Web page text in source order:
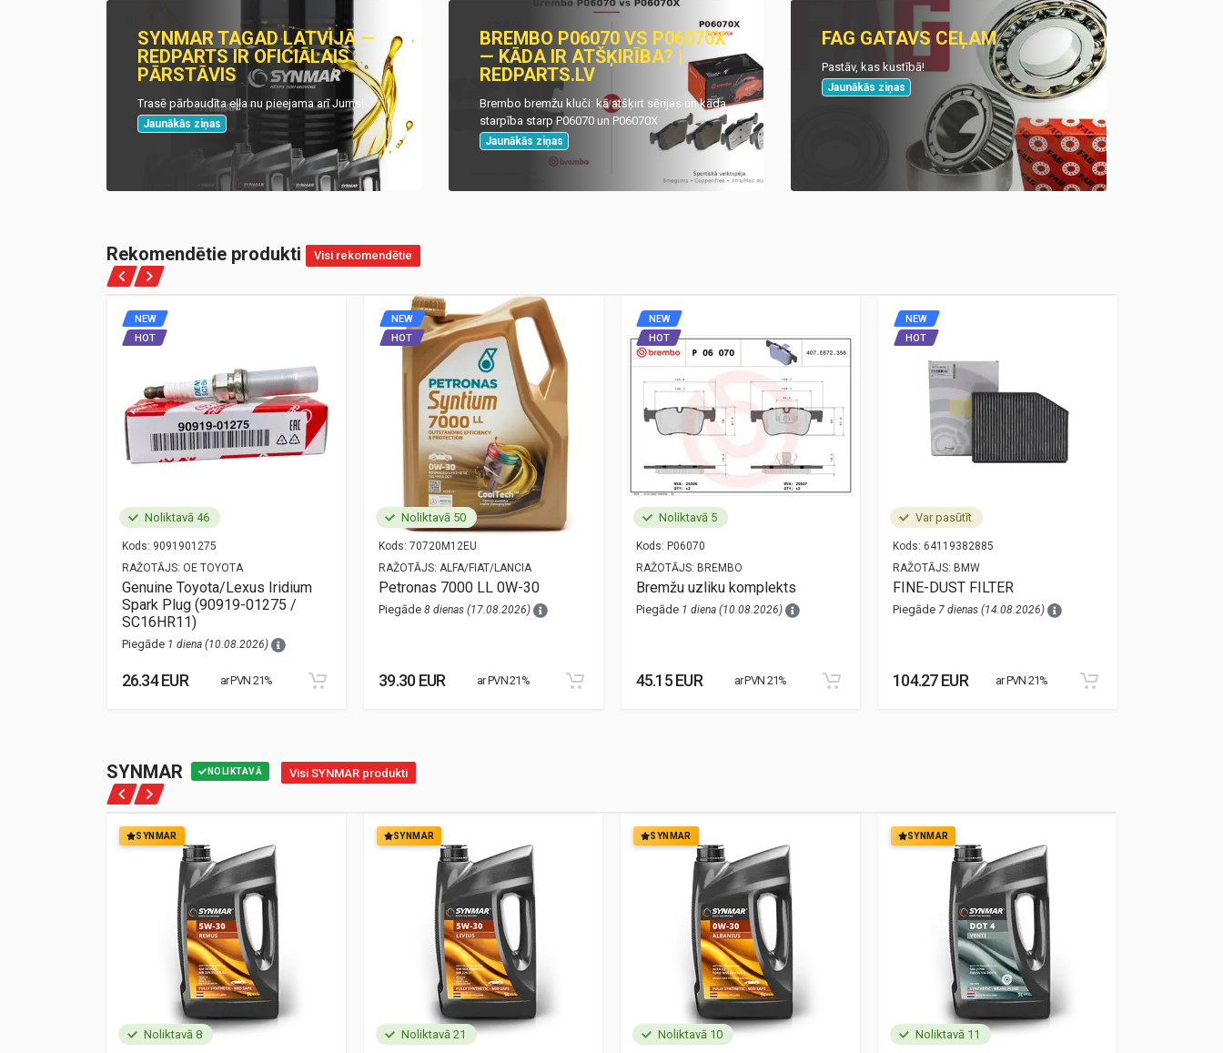
SYNMAR TAGAD LATVIJĀ —
REDPARTS IR OFICIĀLAIS
PĀRSTĀVIS
Trasē pārbaudīta eļļa nu pieejama arī Jums!
Jaunākās ziņas
BREMBO P06070 VS P06070X
— KĀDA IR ATŠĶIRĪBA? |
REDPARTS.LV
Brembo bremžu kluči: kā atšķirt sērijas un kāda
starpība starp P06070 un P06070X
Jaunākās ziņas
FAG GATAVS CEĻAM
Pastāv, kas kustībā!
Jaunākās ziņas
Rekomendētie produkti Visi rekomendētie
Noliktavā 46
Kods: 9091901275
RAŽOTĀJS: OE TOYOTA
NEW
HOT
Genuine Toyota/Lexus Iridium
Spark Plug (90919-01275 /
SC16HR11)
Piegāde 1 diena (10.08.2026)
26.34 EUR ar PVN 21%
Noliktavā 50
Kods: 70720M12EU
RAŽOTĀJS: ALFA/FIAT/LANCIA
NEW
HOT
Petronas 7000 LL 0W-30
Piegāde 8 dienas (17.08.2026)
39.30 EUR ar PVN 21%
Noliktavā 5
Kods: P06070
RAŽOTĀJS: BREMBO
NEW
HOT
Bremžu uzliku komplekts
Piegāde 1 diena (10.08.2026)
45.15 EUR ar PVN 21%
Var pasūtīt
Kods: 64119382885
RAŽOTĀJS: BMW
NEW
HOT
FINE-DUST FILTER
Piegāde 7 dienas (14.08.2026)
104.27 EUR ar PVN 21%
SYNMAR NOLIKTAVĀ Visi SYNMAR produkti
SYNMAR
Noliktavā 8
SYNMAR
Noliktavā 21
SYNMAR
Noliktavā 10
SYNMAR
Noliktavā 11